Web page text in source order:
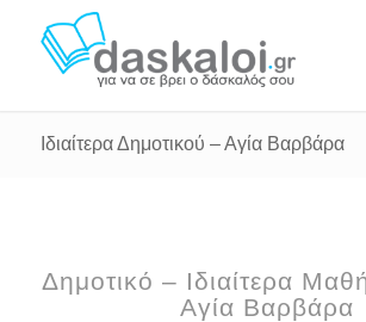
Ιδιαίτερα Δημοτικού – Αγία Βαρβάρα
Δημοτικό – Ιδιαίτερα
Αγία Βαρβάρα